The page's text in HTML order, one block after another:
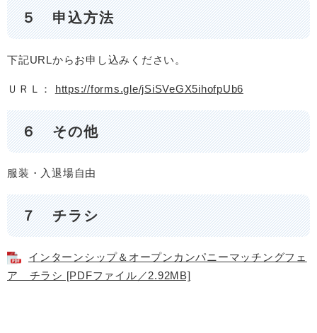
５ 申込方法
下記URLからお申し込みください。
ＵＲＬ： https://forms.gle/jSiSVeGX5ihofpUb6
６ その他
服装・入退場自由
７ チラシ
インターンシップ＆オープンカンパニーマッチングフェ
ア チラシ [PDFファイル／2.92MB]